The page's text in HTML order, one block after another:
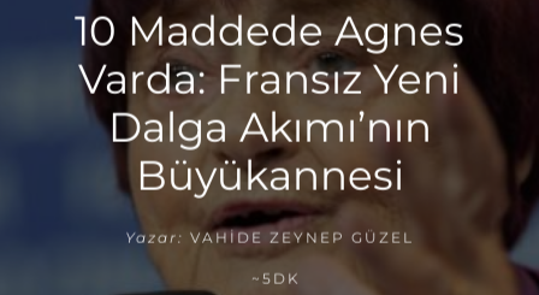
10 Maddede Agnes
Varda: Fransız Yeni
Dalga Akımı’nın
Büyükannesi
Yazar: VAHIDE ZEYNEP GÜZEL
~5DK